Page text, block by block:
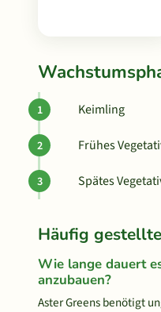
Keimling
Frühes
Spätes
Häufig
Wie lange dauert
anzubauen?
Aster Greens benötigt